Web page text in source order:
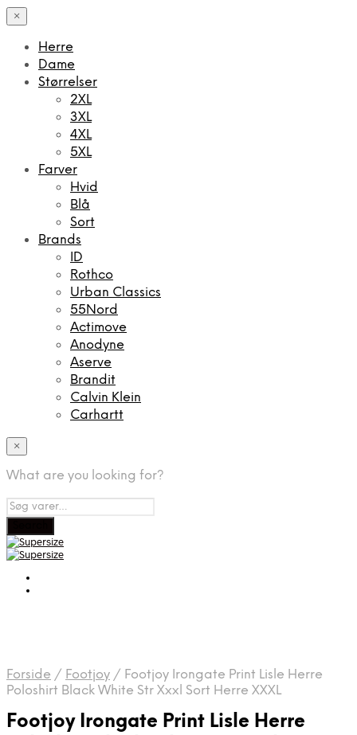
×
Herre
Dame
Størrelser
2XL
3XL
4XL
5XL
Farver
Hvid
Blå
Sort
Brands
ID
Rothco
Urban Classics
55Nord
Actimove
Anodyne
Aserve
Brandit
Calvin Klein
Carhartt
×
What are you looking for?
Forside / Footjoy / Footjoy Irongate Print Lisle Herre
Poloshirt Black White Str Xxxl Sort Herre XXXL
Footjoy Irongate Print Lisle Herre